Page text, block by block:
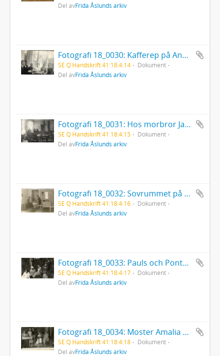
Del avFrida Åslunds arkiv
Fotografi 18_0030: Kafferep på Anners veranda i Horndal
SE Q Handskrift 41:18:4:14
Dokument
Del avFrida Åslunds arkiv
Fotografi 18_0031: Hos morbror Jannes
SE Q Handskrift 41:18:4:15
Dokument
Del avFrida Åslunds arkiv
Fotografi 18_0032: Sovrummet på Ängsbacken.
SE Q Handskrift 41:18:4:16
Dokument
Del avFrida Åslunds arkiv
Fotografi 18_0033: Pauls och Pontusen och jag
SE Q Handskrift 41:18:4:17
Dokument
Del avFrida Åslunds arkiv
Fotografi 18_0034: Moster Amalia och Aina
SE Q Handskrift 41:18:4:18
Dokument
Del avFrida Åslunds arkiv